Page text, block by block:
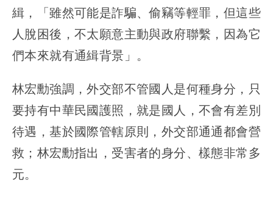
緝，「雖然可能是詐騙、偷竊等輕罪，但這些
人脫困後，不太願意主動與政府聯繫，因為它
們本來就有通緝背景」。
林宏勳強調，外交部不管國人是何種身分，只
要持有中華民國護照，就是國人，不會有差別
待遇，基於國際管轄原則，外交部通通都會營
救；林宏勳指出，受害者的身分、樣態非常多
元。